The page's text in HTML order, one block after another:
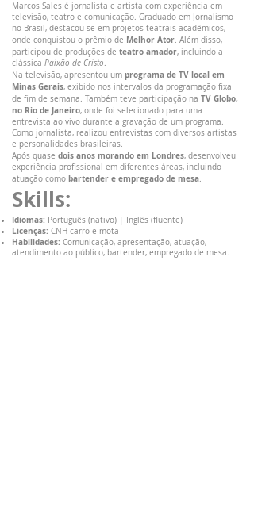
Marcos Sales é jornalista e artista com experiência em
televisão, teatro e comunicação. Graduado em Jornalismo
no Brasil, destacou-se em projetos teatrais acadêmicos,
onde conquistou o prêmio de Melhor Ator. Além disso,
participou de produções de teatro amador, incluindo a
clássica Paixão de Cristo.
Na televisão, apresentou um programa de TV local em
Minas Gerais, exibido nos intervalos da programação fixa
de fim de semana. Também teve participação na TV Globo,
no Rio de Janeiro, onde foi selecionado para uma
entrevista ao vivo durante a gravação de um programa.
Como jornalista, realizou entrevistas com diversos artistas
e personalidades brasileiras.
Após quase dois anos morando em Londres, desenvolveu
experiência profissional em diferentes áreas, incluindo
atuação como bartender e empregado de mesa.
Skills:
Idiomas: Português (nativo) | Inglês (fluente)
Licenças: CNH carro e mota
Habilidades: Comunicação, apresentação, atuação,
atendimento ao público, bartender, empregado de mesa.